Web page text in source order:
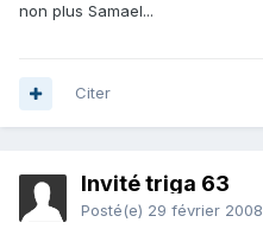
non plus Samael...
Citer
Invité triga 63
Posté(e) 29 février 2008